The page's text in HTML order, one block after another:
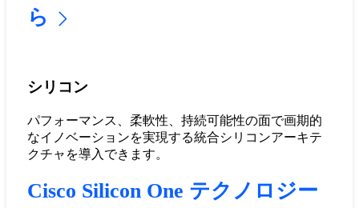
ら
シリコン
パフォーマンス、柔軟性、持続可能性の面で画期的
なイノベーションを実現する統合シリコンアーキテ
クチャを導入できます。
Cisco Silicon One テクノロジー